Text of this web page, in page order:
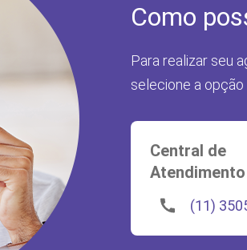
Como
Para realizar seu
selecione a opção
Central de
Atendimento
(11)